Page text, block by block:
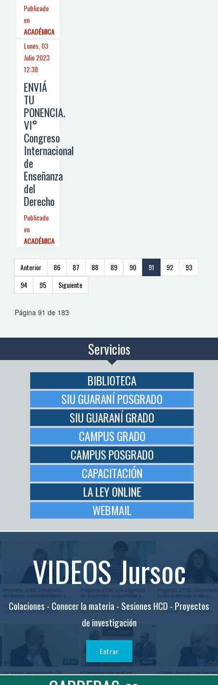
Publicado
en
ACADÉMICA
Lunes, 03
Julio 2023
12:38
ENVIÁ
TU
PONENCIA.
VI°
Congreso
Internacional
de
Enseñanza
del
Derecho
Publicado
en
ACADÉMICA
Anterior 86 87 88 89 90 91 92
93
94
95 Siguiente
Página 91 de 183
Servicios
CAMPUS GRADO
BIBLIOTECA
SIU GUARANÍ GRADO
WEBMAIL
CAPACITACIÓN
LA LEY ONLINE
CAMPUS POSGRADO
SIU GUARANÍ POSGRADO
VIDEOS Jursoc
Colaciones - Conocer la materia - Sesiones HCD - Proyectos
de investigación
Entrar